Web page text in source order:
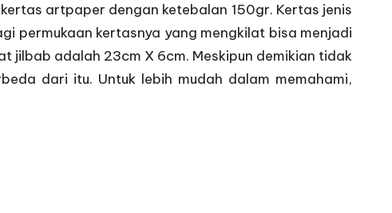
artpaper dengan ketebalan 150gr. Kertas jenis
permukaan kertasnya yang mengkilat bisa menjadi
jilbab adalah 23cm X 6cm. Meskipun demikian tidak
dari itu. Untuk lebih mudah dalam memahami,